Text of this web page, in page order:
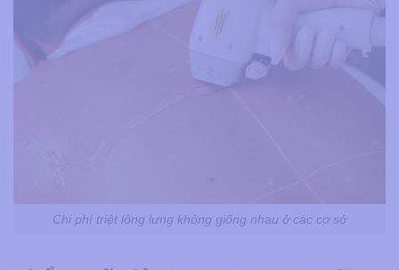
Chi phí triệt lông lưng không giống nhau ở các cơ sở